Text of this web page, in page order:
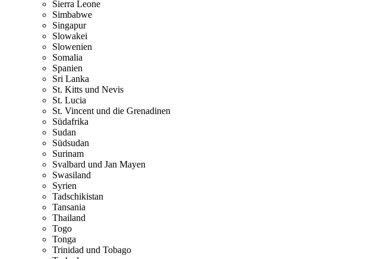
Sierra Leone
Simbabwe
Singapur
Slowakei
Slowenien
Somalia
Spanien
Sri Lanka
St. Kitts und Nevis
St. Lucia
St. Vincent und die Grenadinen
Südafrika
Sudan
Südsudan
Surinam
Svalbard und Jan Mayen
Swasiland
Syrien
Tadschikistan
Tansania
Thailand
Togo
Tonga
Trinidad und Tobago